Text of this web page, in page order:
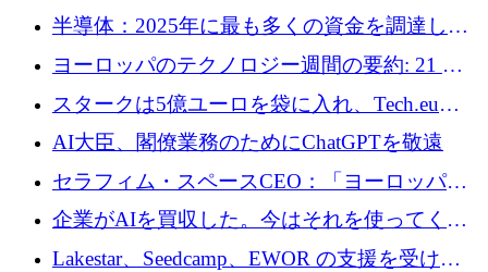
の 1 つに取り組むために 16 万 2,000 ユーロを
半導体：2025年に最も多くの資金を調達した
10社
ヨーロッパのテクノロジー週間の要約: 21 億
ユーロの取引と Tech.eu Funding Explorer
スタークは5億ユーロを袋に入れ、Tech.eu
Funding Explorerの立ち上げ、そしてルクセン
ブルクの大きな野望
AI大臣、閣僚業務のためにChatGPTを敬遠
セラフィム・スペースCEO：「ヨーロッパは
追いつきつつある」
企業がAIを買収した。今はそれを使ってくれ
る人々が必要です
Lakestar、Seedcamp、EWOR の支援を受け、